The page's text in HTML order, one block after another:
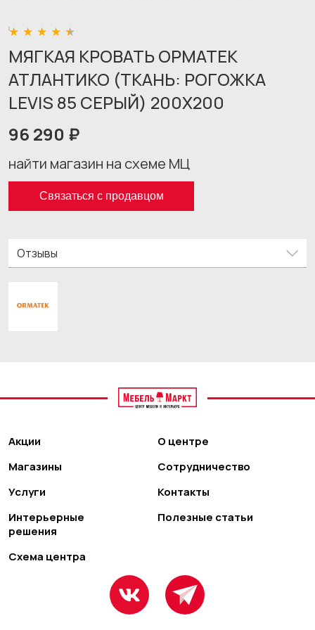
МЯГКАЯ КРОВАТЬ ОРМАТЕК
АТЛАНТИКО (ТКАНЬ: РОГОЖКА
LEVIS 85 СЕРЫЙ) 200X200
96 290 ₽
найти магазин на схеме МЦ
Связаться с продавцом
Отзывы
Акции
Магазины
Услуги
Интерьерные
решения
Схема центра
О центре
Сотрудничество
Контакты
Полезные статьи